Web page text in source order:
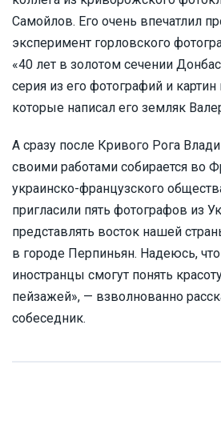
Самойлов. Его очень впечатлил
эксперимент горловского
«40 лет в золотом сечении
серия из его фотографий и
которые написал его земляк
А сразу после Кривого Рога
своими работами собирается во
украинско-французского
пригласили пять фотографов из
представлять восток нашей
в городе Перпиньян. Надеюсь,
иностранцы смогут понять
пейзажей», — взволнованно
собеседник.